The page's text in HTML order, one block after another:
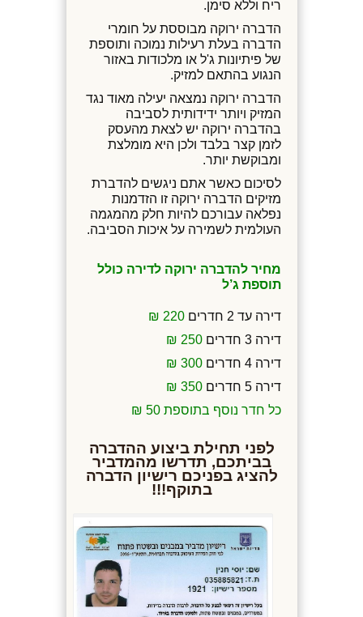
ריח וללא סימן.
הדברה ירוקה מבוססת על חומרי
הדברה בעלת רעילות נמוכה ותוספת
של פיתיונות ג'ל או מלכודות באזור
הנגוע בהתאם למזיק.
הדברה ירוקה נמצאה יעילה מאוד נגד
המזיק ויותר ידידותית לסביבה
בהדברה ירוקה יש לצאת מהעסק
לזמן קצר בלבד ולכן היא מומלצת
ומבוקשת יותר.
לסיכום כאשר אתם ניגשים להדברת
מזיקים הדברה ירוקה זו הזדמנות
נפלאה עבורכם להיות חלק מהמגמה
העולמית לשמירה על איכות הסביבה.
מחיר להדברה ירוקה לדירה כולל
תוספת ג’ל
דירה עד 2 חדרים
220 ₪
דירה 3 חדרים
250 ₪
דירה 4 חדרים
300 ₪
דירה 5 חדרים
350 ₪
כל חדר נוסף בתוספת 50 ₪
לפני תחילת ביצוע ההדברה
בביתכם, תדרשו מהמדביר
להציג בפניכם רישיון הדברה
בתוקף!!!